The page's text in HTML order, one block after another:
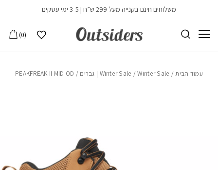
Skip to Contentמשלוחים חינם בקנייה מעל 299 ש”ח | 3-5 ימי עסקים
הרשימה שלי
0
עמוד הבית/
Winter Sale /Winter Sale | גברים / PEAKFREAK II MID OD